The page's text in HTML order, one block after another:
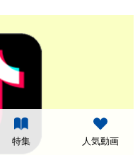
特集 人気動画